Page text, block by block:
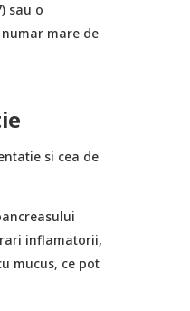
sau o
mare de
si cea de
inflamatorii,
mucus, ce pot